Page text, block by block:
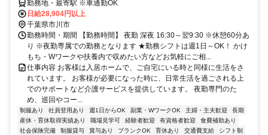
勤務地・最寄駅 ※車通勤OK
日給28,904円以上
千葉県市川市
勤務時間・期間 【勤務時間】 夜勤 深夜 16:30～翌9:30 ※休憩60分あ
り ※夜勤専属での勤務となります ★勤務シフトは週1日～OK！ かけ
もち・Wワークや扶養内で収めたい方などお気軽にご相...
仕事内容 お客様は入居ホームで、ご自宅にいる時と同様に生活をさ
れています。 お客様が必要になった時に、日常生活を過ごされる上
でのサポートなど介護サービスを提供しています。 夜勤専門のた
め、巡回やコー...
制服あり 社員登用あり 週1日からOK 副業・WワークOK 主婦・主夫歓迎
長期
産休・育休取得実績あり
職場見学可 経験者歓迎 有資格者歓迎
食費補助あり
社会保険完備
制服貸与 賞与あり ブランクOK 育休あり 交通費支給
シフト制